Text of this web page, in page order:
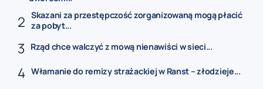
Skazani za przestępczość zorganizowaną mogą płacić
za pobyt...
Rząd chce walczyć z mową nienawiści w sieci...
Włamanie do remizy strażackiej w Ranst – złodzieje...